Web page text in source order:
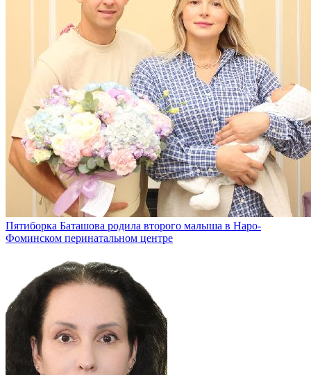
Пятиборка Баташова родила второго малыша в Наро-
Фоминском перинатальном центре